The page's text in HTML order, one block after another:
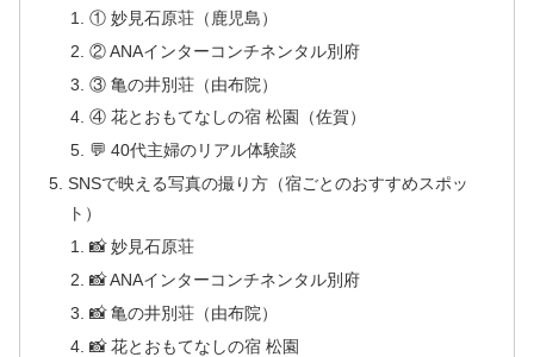
① 妙見石原荘（鹿児島）
② ANAインターコンチネンタル別府
③ 亀の井別荘（由布院）
④ 花とおもてなしの宿 松園（佐賀）
💬 40代主婦のリアル体験談
SNSで映える写真の撮り方（宿ごとのおすすめスポッ
ト）
📸 妙見石原荘
📸 ANAインターコンチネンタル別府
📸 亀の井別荘（由布院）
📸 花とおもてなしの宿 松園